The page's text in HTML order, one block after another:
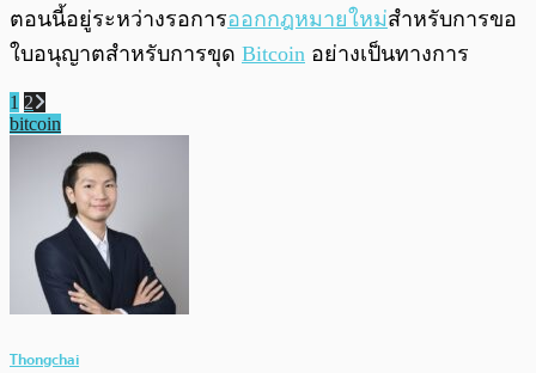
ตอนนี้อยู่ระหว่างรอการออกกฎหมายใหม่สำหรับการขอ
ใบอนุญาตสำหรับการขุด Bitcoin อย่างเป็นทางการ
1 2
bitcoin
Thongchai